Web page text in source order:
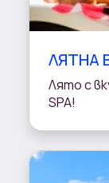
ЛЯТНА
Лято с
SPA!